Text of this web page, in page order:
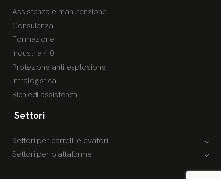
Assistenza e manutenzione
Consulenza
Formazione
Industria 4.0
Protezione anti-esplosione
Intralogistica
Richiedi assistenza
Settori
Settori per carrelli elevatori
Settori per piattaforme